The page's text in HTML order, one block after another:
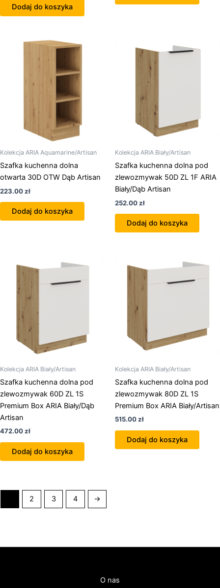
Dodaj do koszyka
Kolekcja ARIA Aquamarine/Artisan
Szafka kuchenna dolna
otwarta 30D OTW Dąb Artisan
223.00zł
Dodaj do koszyka
Kolekcja ARIA Biały/Artisan
Szafka kuchenna dolna pod
zlewozmywak 50D ZL 1F ARIA
Biały/Dąb Artisan
252.00zł
Dodaj do koszyka
Kolekcja ARIA Biały/Artisan
Szafka kuchenna dolna pod
zlewozmywak 60D ZL 1S
Premium Box ARIA Biały/Dąb
Artisan
472.00zł
Dodaj do koszyka
Kolekcja ARIA Biały/Artisan
Szafka kuchenna dolna pod
zlewozmywak 80D ZL 1S
Premium Box ARIA Biały/Artisan
515.00zł
Dodaj do koszyka
2 3 4 →
O nas